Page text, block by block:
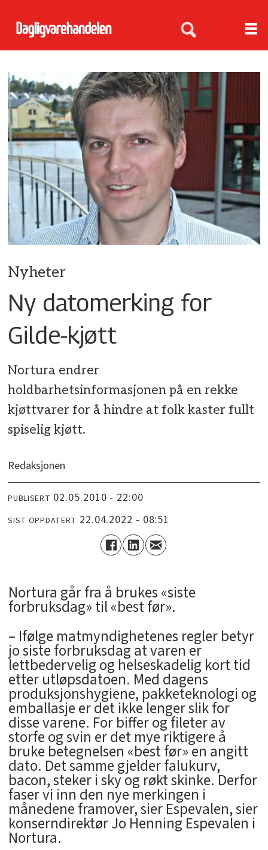
Nyheter
Ny datomerking for
Gilde-kjøtt
Nortura endrer
holdbarhetsinformasjonen på en rekke
kjøttvarer for å hindre at folk kaster fullt
spiselig kjøtt.
Redaksjonen
PUBLISERT 02.05.2010 - 22:00
SIST OPPDATERT 22.04.2022 - 08:51
Nortura går fra å brukes «siste
forbruksdag» til «best før».
– Ifølge matmyndighetenes regler betyr
jo siste forbruksdag at varen er
lettbedervelig og helseskadelig kort tid
etter utløpsdatoen. Med dagens
produksjonshygiene, pakketeknologi og
emballasje er det ikke lenger slik for
disse varene. For biffer og fileter av
storfe og svin er det mye riktigere å
bruke betegnelsen «best før» en angitt
dato. Det samme gjelder falukurv,
bacon, steker i sky og røkt skinke. Derfor
faser vi inn den nye merkingen i
månedene framover, sier Espevalen, sier
konserndirektør Jo Henning Espevalen i
Nortura.